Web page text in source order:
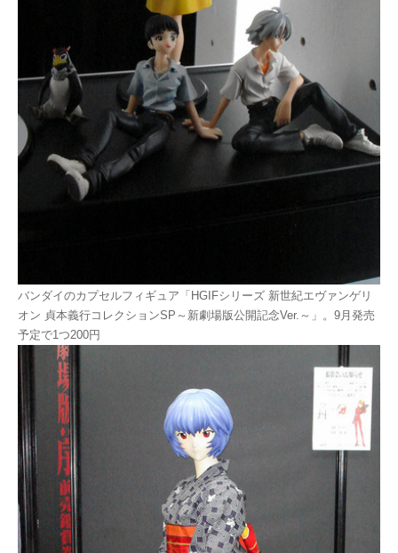
バンダイのカプセルフィギュア「HGIFシリーズ 新世紀エヴァンゲリ
オン 貞本義行コレクションSP～新劇場版公開記念Ver.～」。9月発売
予定で1つ200円